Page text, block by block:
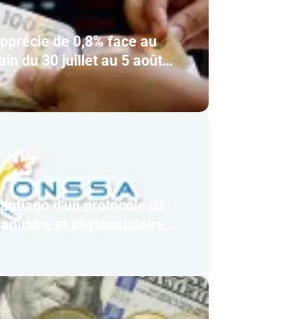
de 0,8% face au
du 30 juillet au 5 août
d'un protocole de
et phytosanitaire